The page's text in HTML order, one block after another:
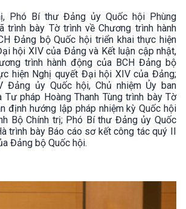
Phó Bí thư Đảng ủy Quốc hội Phùng
trình bày Tờ trình về Chương trình hành
Đảng bộ Quốc hội triển khai thực hiện
hội XIV của Đảng và Kết luận cập nhật,
trình hành động của BCH Đảng bộ
hiện Nghị quyết Đại hội XIV của Đảng;
Đảng ủy Quốc hội, Chủ nhiệm Ủy ban
Tư pháp Hoàng Thanh Tùng trình bày Tờ
định hướng lập pháp nhiệm kỳ Quốc hội
Bộ Chính trị; Phó Bí thư Đảng ủy Quốc
trình bày Báo cáo sơ kết công tác quý II
Đảng bộ Quốc hội.